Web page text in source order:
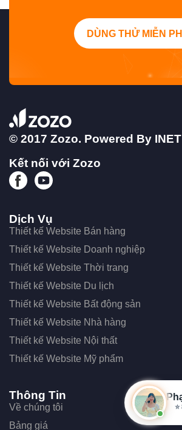
DÙNG THỬ MIỄN PHÍ
© 2017 Zozo. Powered By INET
Kết nối với Zozo
Dịch Vụ
Thiết kế Website Bán hàng
Thiết kế Website Doanh nghiệp
Thiết kế Website Thời trang
Thiết kế Website Du lịch
Thiết kế Website Bất động sản
Thiết kế Website Nhà hàng
Thiết kế Website Nội thất
Thiết kế Website Mỹ phẩm
Thông Tin
Về chúng tôi
Bảng giá
📘